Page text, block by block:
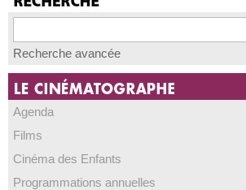
Recherche avancée
Agenda
Films
Cinéma des Enfants
Programmations annuelles